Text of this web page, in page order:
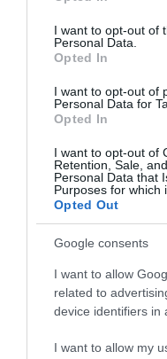
use your data for below
consent section.
I want to opt-out of
Personal Data.
Opted In
I want to opt-out of
Personal Data for
Opted In
I want to opt-out of
Retention, Sale,
Personal Data that
Purposes for which
Opted Out
Google consents
I want to allow
related to
device identifiers in
I want to allow my
A kormány állja
gázszámláját